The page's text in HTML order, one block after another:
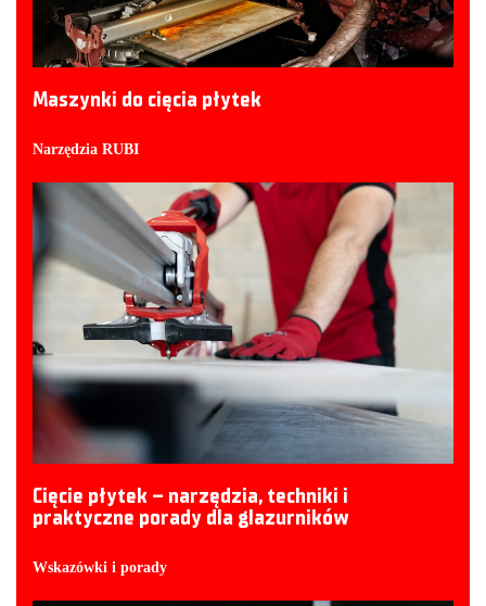
Maszynki do cięcia płytek
Narzędzia RUBI
Cięcie płytek – narzędzia, techniki i
praktyczne porady dla glazurników
Wskazówki i porady